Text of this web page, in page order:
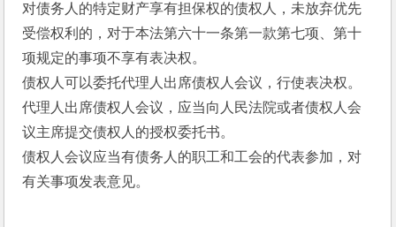
对债务人的特定财产享有担保权的债权人，未放弃优先
受偿权利的，对于本法第六十一条第一款第七项、第十
项规定的事项不享有表决权。
债权人可以委托代理人出席债权人会议，行使表决权。
代理人出席债权人会议，应当向人民法院或者债权人会
议主席提交债权人的授权委托书。
债权人会议应当有债务人的职工和工会的代表参加，对
有关事项发表意见。